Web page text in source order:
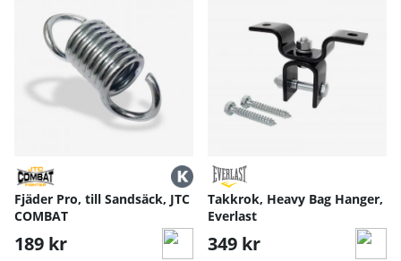
Fjäder Pro, till Sandsäck, JTC
COMBAT
189 kr
Takkrok, Heavy Bag Hanger,
Everlast
349 kr